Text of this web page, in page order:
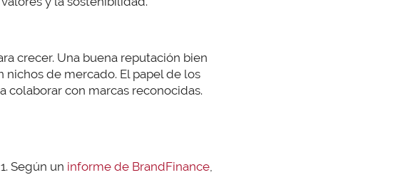
crecer. Una buena reputación bien
de mercado. El papel de los
colaborar con marcas reconocidas.
Según un informe de BrandFinance,